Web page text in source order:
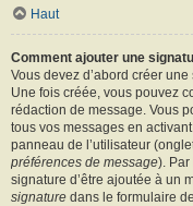
Haut
Comment ajouter une
Vous devez d’abord créer
Une fois créée, vous pouvez
rédaction de message. Vous
tous vos messages en
panneau de l’utilisateur
préférences de message).
signature d’être ajoutée à un
signature dans le formulaire